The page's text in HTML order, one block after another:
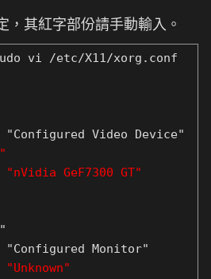
，其紅字部份請手動輸入。
vi /etc/X11/xorg.conf
Video Device"
GeF7300 GT"
Monitor"